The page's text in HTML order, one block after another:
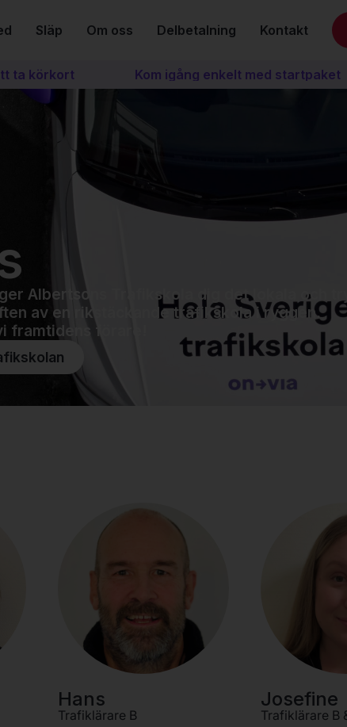
Släp Om oss Delbetalning Kontakt
Kom igång enkelt med startpaket
Albertsons Trafikskola dig det lokala och
av en rikstäckande trafikskola i ryggen.
framtidens förare!
Hans
Trafiklärare B
Josefine
Trafiklärare B